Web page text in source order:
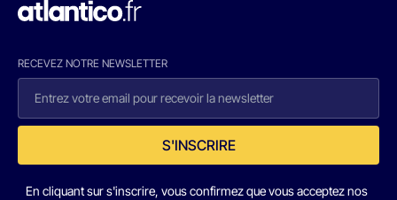
RECEVEZ NOTRE NEWSLETTER
S'INSCRIRE
En cliquant sur s'inscrire, vous confirmez que vous acceptez nos